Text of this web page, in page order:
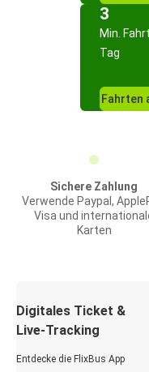
3
Min.
Tag
Fahrten
Sichere Zahlung
Verwende Paypal,
Visa und
Karten
Digitales Ticket &
Live-Tracking
Entdecke die FlixBus App